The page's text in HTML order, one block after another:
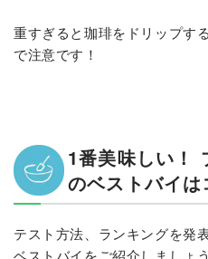
重すぎると珈琲をドリップす
で注意です！
1番美味しい！
のベストバイは
テスト方法、ランキングを発
ベストバイをご紹介しましょう